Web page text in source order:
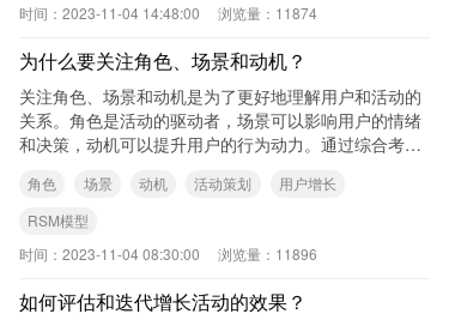
时间： 2023-11-04 14:48:00 浏览量： 11874
为什么要关注角色、场景和动机？
关注角色、场景和动机是为了更好地理解用户和活动的
关系。角色是活动的驱动者，场景可以影响用户的情绪
和决策，动机可以提升用户的行为动力。通过综合考虑
角色 场景 动机 活动策划
用户增长
RSM模型
时间： 2023-11-04 08:30:00 浏览量： 11896
如何评估和迭代增长活动的效果？